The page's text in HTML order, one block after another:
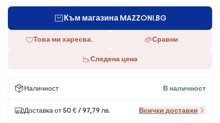
Към магазина MAZZONI.BG
Това ми харесва. Сравни
Следена цена
Наличност В наличност
Доставка от 50 € / 97,79 лв. Всички доставки